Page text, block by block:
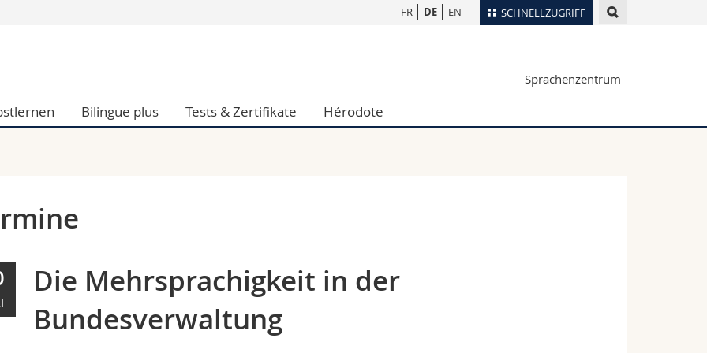
SCHNELLZUGRIFF
Fak.
Medien
Forschende
Webmail
FR DE EN
Sprachenzentrum
Bilingue plus Tests & Zertifikate Hérodote
Die Mehrsprachigkeit in der
Bundesverwaltung